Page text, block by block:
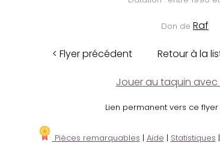
Don de Raf
< Flyer précédent Retour à la
Jouer au taquin avec
Lien permanent vers ce flyer
Pièces remarquables | Aide | Statistiques |